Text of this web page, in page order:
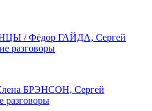
/ Фёдор ГАЙДА, Сергей
разговоры
БРЭНСОН, Сергей